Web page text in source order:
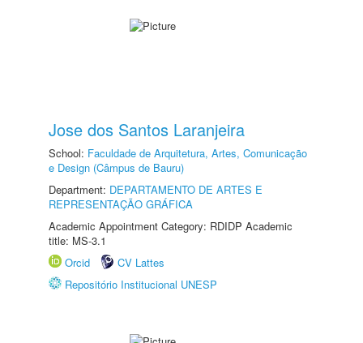
Jose dos Santos Laranjeira
School: Faculdade de Arquitetura, Artes, Comunicação
e Design (Câmpus de Bauru)
Department: DEPARTAMENTO DE ARTES E
REPRESENTAÇÃO GRÁFICA
Academic Appointment Category: RDIDP Academic
title: MS-3.1
Orcid
CV Lattes
Repositório Institucional UNESP